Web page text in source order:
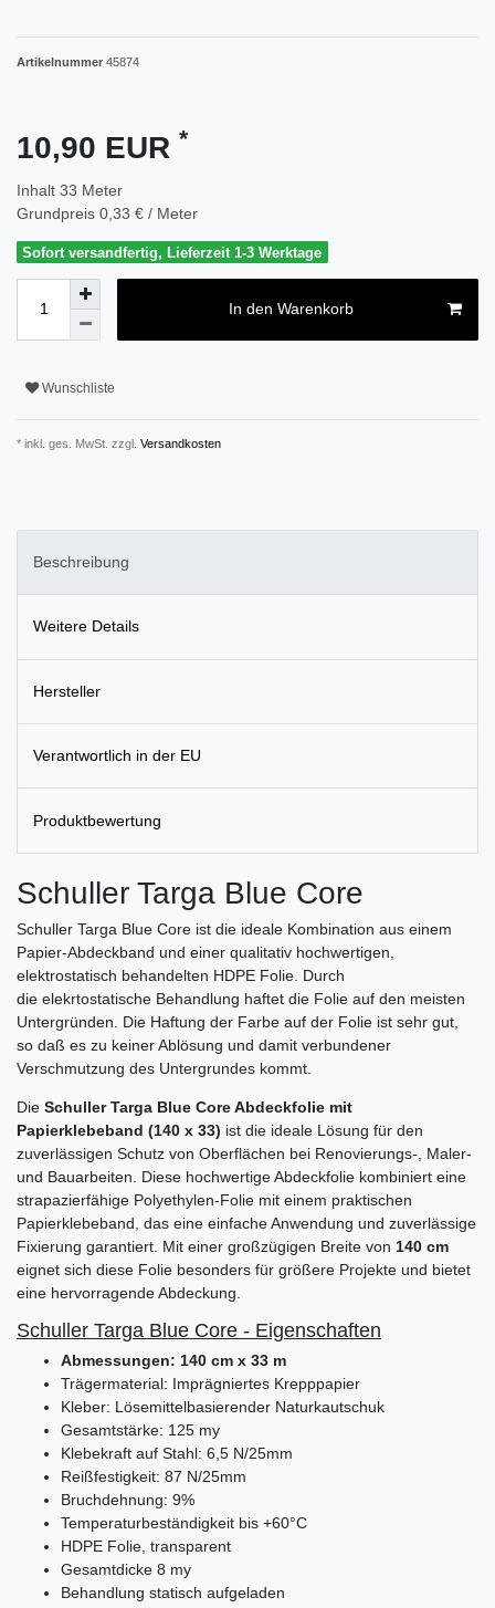
Artikelnummer 45874
10,90 EUR *
Inhalt 33 Meter
Grundpreis 0,33 € / Meter
Sofort versandfertig, Lieferzeit 1-3 Werktage
In den Warenkorb
Wunschliste
* inkl. ges. MwSt. zzgl. Versandkosten
Beschreibung
Weitere Details
Hersteller
Verantwortlich in der EU
Produktbewertung
Schuller Targa Blue Core
Schuller Targa Blue Core ist die ideale Kombination aus einem
Papier-Abdeckband und einer qualitativ hochwertigen,
elektrostatisch behandelten HDPE Folie. Durch
die elekrtostatische Behandlung haftet die Folie auf den meisten
Untergründen. Die Haftung der Farbe auf der Folie ist sehr gut,
so daß es zu keiner Ablösung und damit verbundener
Verschmutzung des Untergrundes kommt.
Die Schuller Targa Blue Core Abdeckfolie mit
Papierklebeband (140 x 33) ist die ideale Lösung für den
zuverlässigen Schutz von Oberflächen bei Renovierungs-, Maler-
und Bauarbeiten. Diese hochwertige Abdeckfolie kombiniert eine
strapazierfähige Polyethylen-Folie mit einem praktischen
Papierklebeband, das eine einfache Anwendung und zuverlässige
Fixierung garantiert. Mit einer großzügigen Breite von 140 cm
eignet sich diese Folie besonders für größere Projekte und bietet
eine hervorragende Abdeckung.
Schuller Targa Blue Core - Eigenschaften
Abmessungen: 140 cm x 33 m
Trägermaterial: Imprägniertes Krepppapier
Kleber: Lösemittelbasierender Naturkautschuk
Gesamtstärke: 125 my
Klebekraft auf Stahl: 6,5 N/25mm
Reißfestigkeit: 87 N/25mm
Bruchdehnung: 9%
Temperaturbeständigkeit bis +60°C
HDPE Folie, transparent
Gesamtdicke 8 my
Behandlung statisch aufgeladen